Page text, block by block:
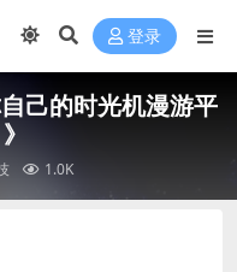
登录
己的时光机漫游平
1.0K